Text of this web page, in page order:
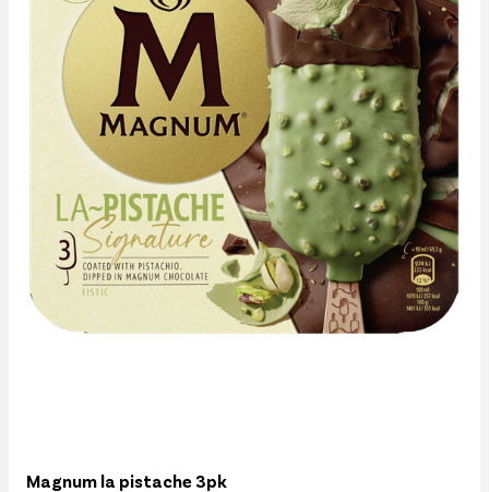
Magnum la pistache 3pk